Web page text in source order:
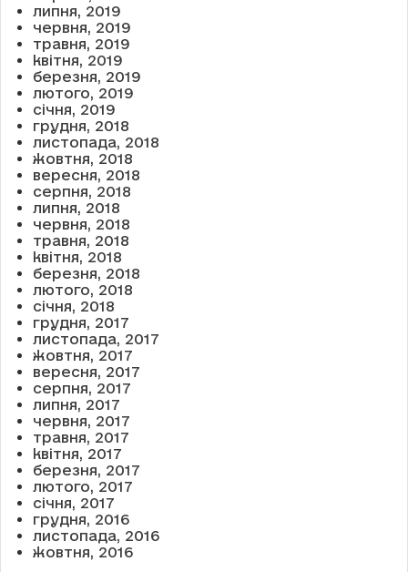
липня, 2019
червня, 2019
травня, 2019
квітня, 2019
березня, 2019
лютого, 2019
січня, 2019
грудня, 2018
листопада, 2018
жовтня, 2018
вересня, 2018
серпня, 2018
липня, 2018
червня, 2018
травня, 2018
квітня, 2018
березня, 2018
лютого, 2018
січня, 2018
грудня, 2017
листопада, 2017
жовтня, 2017
вересня, 2017
серпня, 2017
липня, 2017
червня, 2017
травня, 2017
квітня, 2017
березня, 2017
лютого, 2017
січня, 2017
грудня, 2016
листопада, 2016
жовтня, 2016